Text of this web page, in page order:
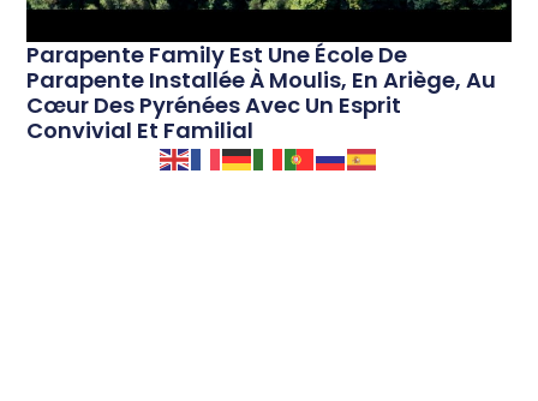
Parapente Family Est Une École De
Parapente Installée À Moulis, En Ariège, Au
Cœur Des Pyrénées Avec Un Esprit
Convivial Et Familial